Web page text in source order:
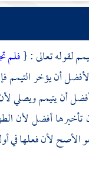
لقوله تعالى : {فلم
أن يؤخر التيمم
أن يتيمم ويصلي
أفضل لأن
الأصح لأن فعلها في